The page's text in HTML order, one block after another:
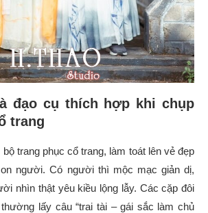
đạo cụ thích hợp khi chụp
trang
trang phục cổ trang, làm toát lên vẻ đẹp
người. Có người thì mộc mạc giản dị,
nhìn thật yêu kiều lộng lẫy. Các cặp đôi
lấy câu “trai tài – gái sắc làm chủ